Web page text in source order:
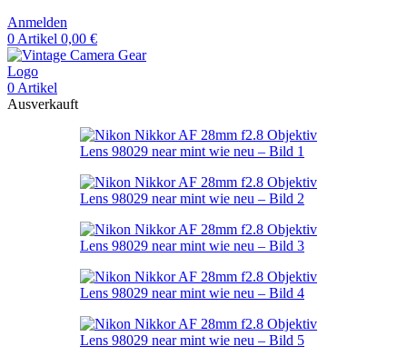
Anmelden
0 Artikel 0,00 €
0 Artikel
Ausverkauft